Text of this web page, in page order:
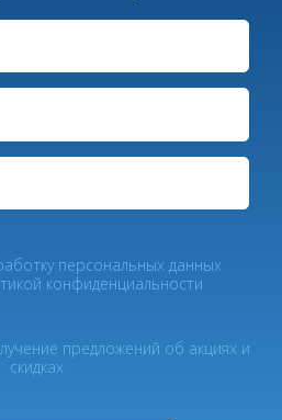
персональных данных
конфиденциальности
предложений об акциях и
скидках